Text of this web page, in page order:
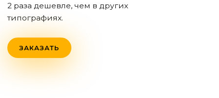
2 раза дешевле, чем в других
типографиях.
ЗАКАЗАТЬ